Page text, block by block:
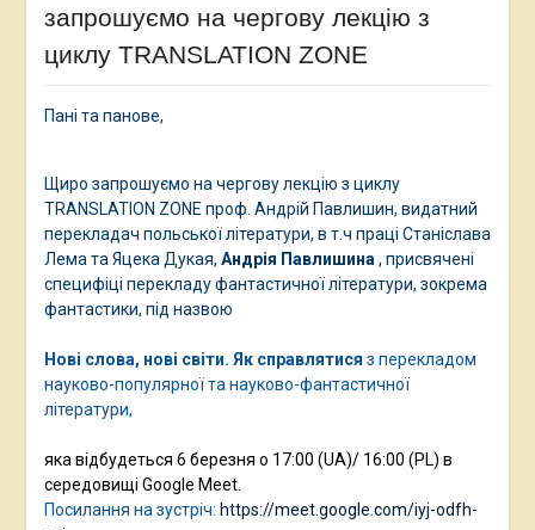
запрошуємо на чергову лекцію з
циклу TRANSLATION ZONE
Пані та панове,
Щиро запрошуємо на чергову лекцію з циклу
TRANSLATION ZONE проф. Андрій Павлишин, видатний
перекладач польської літератури, в т.ч праці Станіслава
Лема та Яцека Дукая, Андрія Павлишина, присвячені
специфіці перекладу фантастичної літератури, зокрема
фантастики, під назвою
Нові слова, нові світи. Як справлятися з перекладом
науково-популярної та науково-фантастичної
літератури,
яка відбудеться 6 березня о 17:00 (UA)/ 16:00 (PL) в
середовищі Google Meet.
Посилання на зустріч: https://meet.google.com/iyj-odfh-